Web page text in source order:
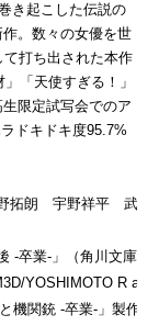
き起こした伝説の
。数々の女優を世
打ち出された本作
「天使すぎる！」
限定試写会でのア
ドキドキ度95.7%
拓朗 宇野祥平 武田
-卒業- 」（角川文庫
YOSHIMOTO R and
機関銃 -卒業- 」製作委